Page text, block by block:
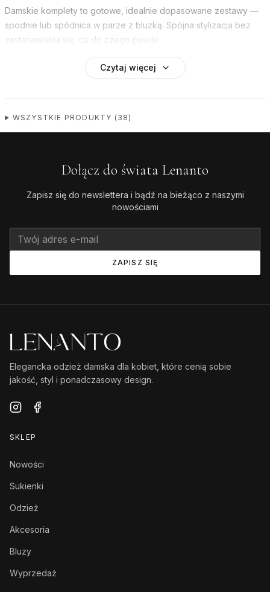
Damskie komplety to gotowe, idealnie dopasowane zestawy —
spodnie lub spódnica w parze z bluzką. Spójna stylizacja bez
zastanawiania się, co do czego pasuje.
Czytaj więcej
WSZYSTKIE PRODUKTY (38)
Dołącz do świata Lenanto
Zapisz się do newslettera i bądź na bieżąco z naszymi
nowościami
ZAPISZ SIĘ
Elegancka odzież damska dla kobiet, które cenią sobie
jakość, styl i ponadczasowy design.
SKLEP
Nowości
Sukienki
Odzież
Akcesoria
Bluzy
Wyprzedaż